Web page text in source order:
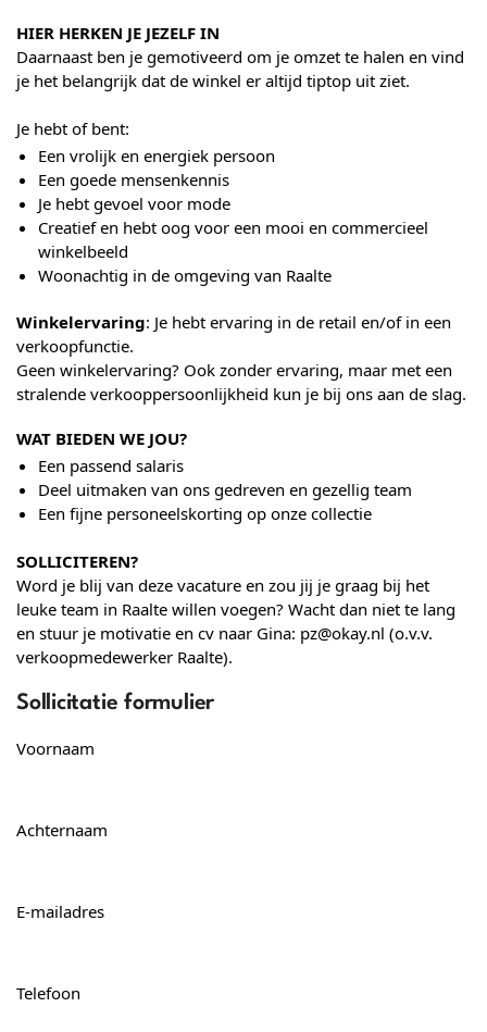
HIER HERKEN JE JEZELF IN
Daarnaast ben je gemotiveerd om je omzet te halen en vind
je het belangrijk dat de winkel er altijd tiptop uit ziet.
Je hebt of bent:
Een vrolijk en energiek persoon
Een goede mensenkennis
Je hebt gevoel voor mode
Creatief en hebt oog voor een mooi en commercieel
winkelbeeld
Woonachtig in de omgeving van Raalte
Winkelervaring: Je hebt ervaring in de retail en/of in een
verkoopfunctie.
Geen winkelervaring? Ook zonder ervaring, maar met een
stralende verkooppersoonlijkheid kun je bij ons aan de slag.
WAT BIEDEN WE JOU?
Een passend salaris
Deel uitmaken van ons gedreven en gezellig team​
Een fijne personeelskorting op onze collectie
SOLLICITEREN?
Word je blij van deze vacature en zou jij je graag bij het
leuke team in Raalte willen voegen? Wacht dan niet te lang
en stuur je motivatie en cv naar Gina: pz@okay.nl (o.v.v.
verkoopmedewerker Raalte).
Sollicitatie formulier
Voornaam
Achternaam
E-mailadres
Telefoon